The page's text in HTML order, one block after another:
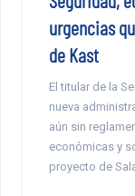
urgencias
de Kast
El titular de la
nueva
aún sin
económicas y
proyecto de